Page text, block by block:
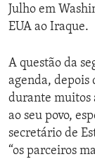
Julho em
EUA ao Iraque.
A questão da
agenda, depois
durante muitos
ao seu povo,
secretário de
“os parceiros